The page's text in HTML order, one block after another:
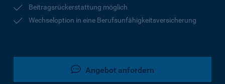
Beitragsrückerstattung möglich
Wechseloption in eine Berufsunfähigkeitsversicherung
Angebot anfordern